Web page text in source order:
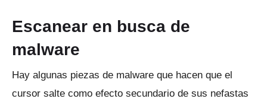
Escanear en busca de
malware
Hay algunas piezas de malware que hacen que el
cursor salte como efecto secundario de sus nefastas